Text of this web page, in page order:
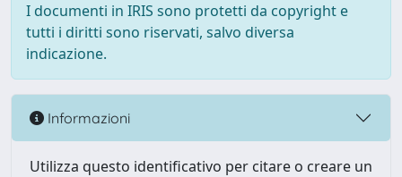
I documenti in IRIS sono protetti da copyright e
tutti i diritti sono riservati, salvo diversa
indicazione.
Informazioni
Utilizza questo identificativo per citare o creare un